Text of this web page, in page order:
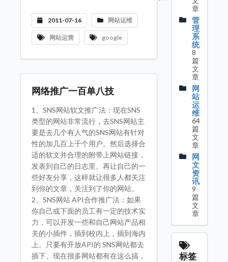
2011-07-16 网站运维
网站运营 google
网络推广一百单八技
1、SNS网站软文推广法：现在SNS
类型的网站非常流行，去SNS网站主
要是去几个有人气的SNS网站有针对
性的加几百上千个用户。然后选择合
适的软文并合理的附带上网站链接，
发表到自己的日志里。再让自己的一
些好友分享，这样就让很多人都关注
到你的文章，关注到了你的网站。
2、SNS网站 API合作推广法：如果
你自己或下面的员工有一定的技术实
力，可以开发一些和自己网站产品相
关的小插件，插到校内上，插到海内
上。只要有开放API的 SNS网站都去
插下。现在很多网站都有在这么搞，
章
管
理
系
统
8
篇
文
章
网
站
运
维
64
篇
文
章
网
文
资
讯
9
篇
文
章
标签